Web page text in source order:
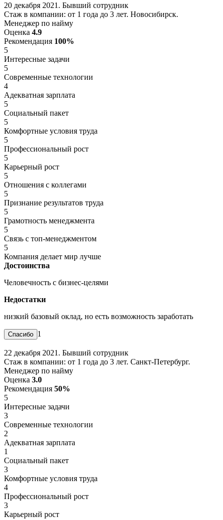
20 декабря 2021. Бывший сотрудник
Стаж в компании: от 1 года до 3 лет. Новосибирск.
Менеджер по найму
Оценка 4.9
Рекомендация 100%
5
Интересные задачи
5
Современные технологии
4
Адекватная зарплата
5
Социальный пакет
5
Комфортные условия труда
5
Профессиональный рост
5
Карьерный рост
5
Отношения с коллегами
5
Признание результатов труда
5
Грамотность менеджмента
5
Связь с топ-менеджментом
5
Компания делает мир лучше
Достоинства
Человечность с бизнес-целями
Недостатки
низкий базовый оклад, но есть возможность заработать
1
22 декабря 2021. Бывший сотрудник
Стаж в компании: от 1 года до 3 лет. Санкт-Петербург.
Менеджер по найму
Оценка 3.0
Рекомендация 50%
5
Интересные задачи
3
Современные технологии
2
Адекватная зарплата
1
Социальный пакет
3
Комфортные условия труда
4
Профессиональный рост
3
Карьерный рост